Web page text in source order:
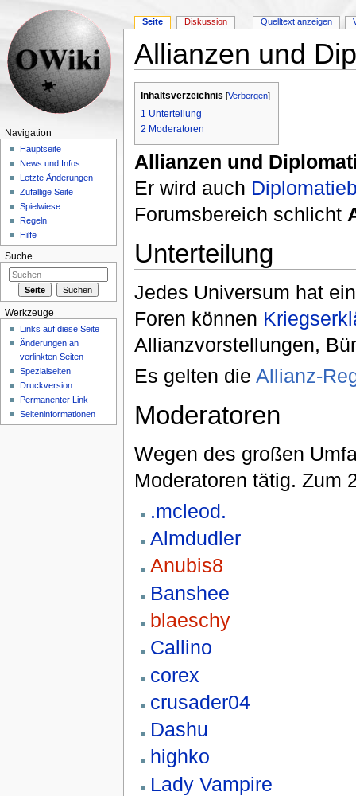
Allianzen und
Inhaltsverzeichnis [Verbergen]
1 Unterteilung
2 Moderatoren
Allianzen und
Er wird auch
Forumsbereich schlicht
Unterteilung
Jedes Universum hat
Foren können
Allianzvorstellungen,
Es gelten die Allianz-
Moderatoren
Wegen des großen
Moderatoren tätig. Zum
.mcleod.
Almdudler
Anubis8
Banshee
blaeschy
Callino
corex
crusader04
Dashu
highko
Lady Vampire
Seite Diskussion Quelltext anzeigen
Navigation
Hauptseite
News und Infos
Letzte Änderungen
Zufällige Seite
Spielwiese
Regeln
Hilfe
Suche
Werkzeuge
Links auf diese Seite
Änderungen an
verlinkten Seiten
Spezialseiten
Druckversion
Permanenter Link
Seiteninformationen